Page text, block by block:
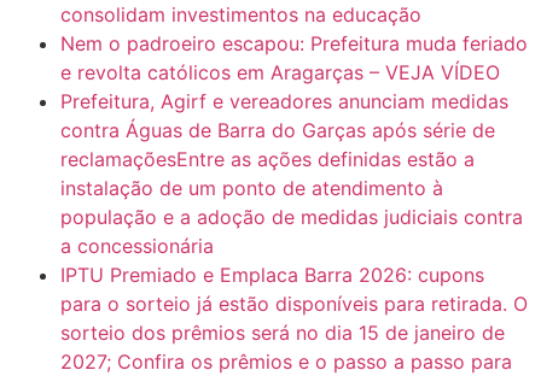
consolidam investimentos na educação
Nem o padroeiro escapou: Prefeitura muda feriado
e revolta católicos em Aragarças – VEJA VÍDEO
Prefeitura, Agirf e vereadores anunciam medidas
contra Águas de Barra do Garças após série de
reclamaçõesEntre as ações definidas estão a
instalação de um ponto de atendimento à
população e a adoção de medidas judiciais contra
a concessionária
IPTU Premiado e Emplaca Barra 2026: cupons
para o sorteio já estão disponíveis para retirada. O
sorteio dos prêmios será no dia 15 de janeiro de
2027; Confira os prêmios e o passo a passo para